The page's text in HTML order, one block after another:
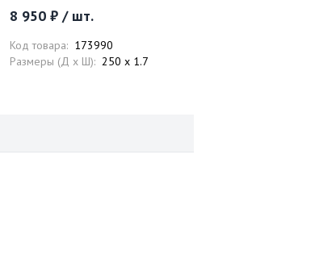
8 950 ₽ / шт.
Код товара: 173990
Размеры (Д x Ш): 250 x 1.7